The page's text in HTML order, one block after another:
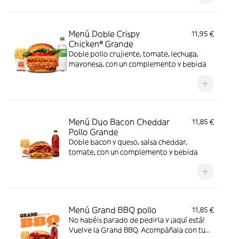
Menú Doble Crispy
Chicken® Grande
11,95 €
Doble pollo crujiente, tomate, lechuga,
mayonesa, con un complemento y bebida
Menú Duo Bacon Cheddar
Pollo Grande
11,85 €
Doble bacon y queso, salsa cheddar,
tomate, con un complemento y bebida
Menú Grand BBQ pollo
11,85 €
No habéis parado de pedirla y ¡aquí está!
Vuelve la Grand BBQ. Acompáñala con tu